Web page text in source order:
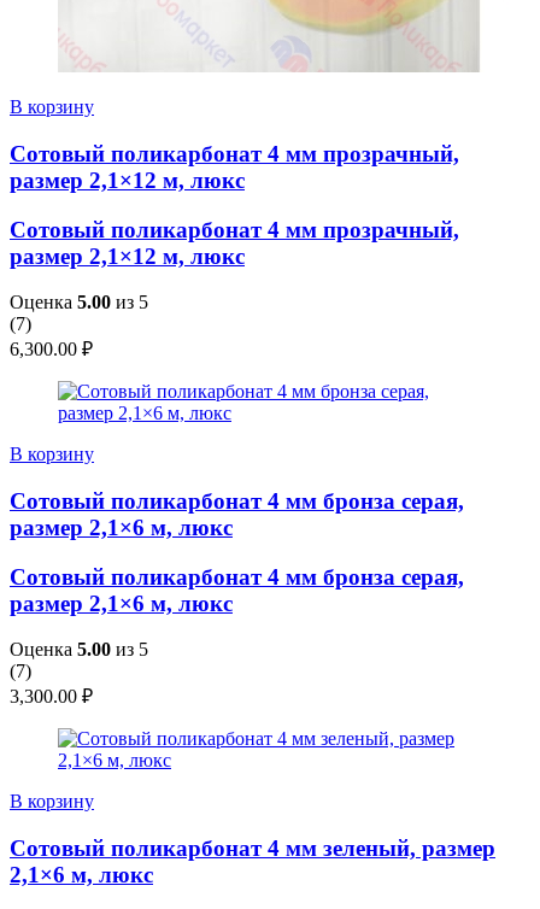
В корзину
Сотовый поликарбонат 4 мм прозрачный,
размер 2,1×12 м, люкс
Сотовый поликарбонат 4 мм прозрачный,
размер 2,1×12 м, люкс
Оценка 5.00 из 5
(7)
6,300.00 ₽
В корзину
Сотовый поликарбонат 4 мм бронза серая,
размер 2,1×6 м, люкс
Сотовый поликарбонат 4 мм бронза серая,
размер 2,1×6 м, люкс
Оценка 5.00 из 5
(7)
3,300.00 ₽
В корзину
Сотовый поликарбонат 4 мм зеленый, размер
2,1×6 м, люкс